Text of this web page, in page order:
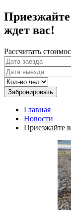
ждет вас!
Рассчитать
Забронировать
Главная
Новости
Приезжайте